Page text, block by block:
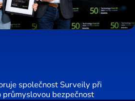
společnost Surveily při
průmyslovou bezpečnost